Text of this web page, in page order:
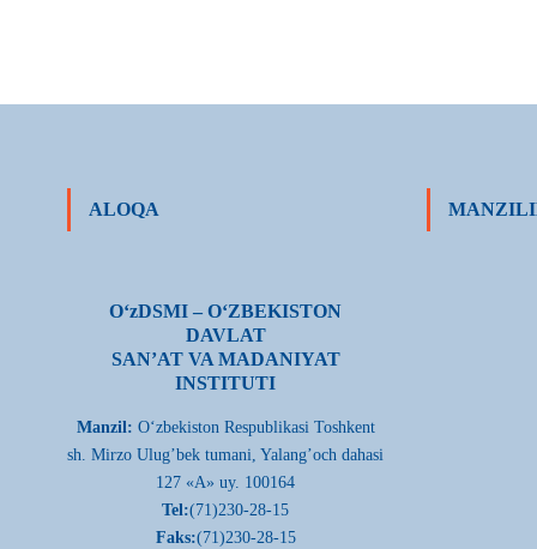
ALOQA
О‘zDSMI – О‘ZBEKISTON
DAVLAT
SAN’AT VA MADANIYAT
INSTITUTI
Manzil: О‘zbekiston Respublikasi Toshkent
sh. Mirzo Ulug’bek tumani, Yalang’och dahasi
127 «A» uy. 100164
Tel:(71)230-28-15
Faks:(71)230-28-15